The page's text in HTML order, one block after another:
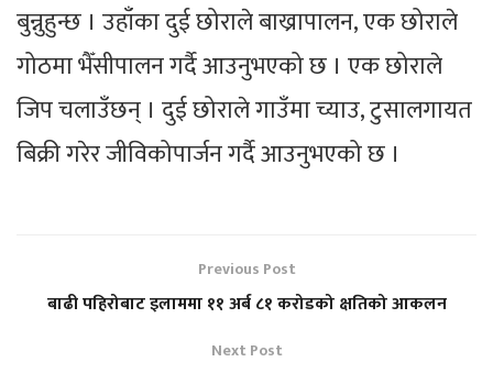
बुन्नुहुन्छ । उहाँका दुई छोराले बाख्रापालन, एक छोराले
गोठमा भैँसीपालन गर्दै आउनुभएको छ । एक छोराले
जिप चलाउँछन् । दुई छोराले गाउँमा च्याउ, टुसालगायत
बिक्री गरेर जीविकोपार्जन गर्दै आउनुभएको छ ।
Previous Post
बाढी पहिरोबाट इलाममा ११ अर्ब ८१ करोडको क्षतिको आकलन
Next Post